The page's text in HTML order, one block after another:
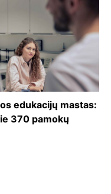
edukacijų mastas:
370 pamokų